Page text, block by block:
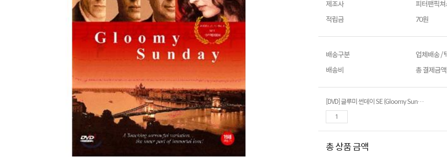
제조사
피터팬픽
적립금
70원
배송구분
업체배송 /
배송비
총 결제금
[DVD] 글루미 썬데이 SE (Gloomy Sunday)- 조아킴크롤, 에리카 마로잔
총 상품 금액